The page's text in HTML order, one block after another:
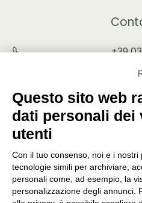
+39
Orari di
Lunedì -
8:30-12:15 |
Questo sito web
dati personali dei
utenti
Con il tuo consenso, noi e i
tecnologie simili per archiviare,
personali come, ad esempio, la
personalizzazione degli annunci.